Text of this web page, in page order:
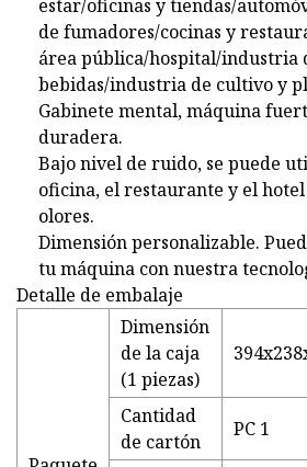
estar/oficinas y tiendas/
de fumadores/cocinas y
área pública/hospital/industria
bebidas/industria de cultivo y
Gabinete mental, máquina
duradera.
Bajo nivel de ruido, se puede
oficina, el restaurante y el
olores.
Dimensión personalizable.
tu máquina con nuestra
Detalle de embalaje
Dimensión
de la caja
(1 piezas)
Cantidad
de cartón
PC 1